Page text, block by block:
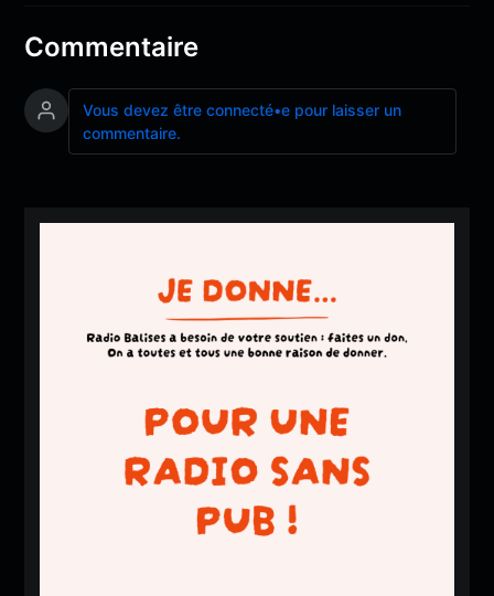
Commentaire
Vous devez être connecté•e pour laisser un
commentaire.